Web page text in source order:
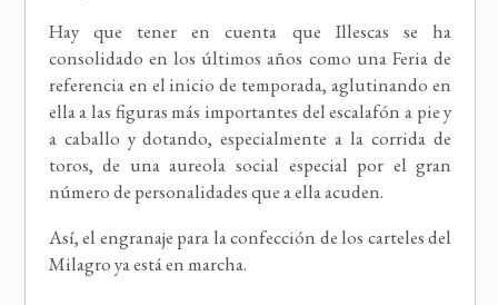
Hay que tener en cuenta que Illescas se ha
consolidado en los últimos años como una Feria de
referencia en el inicio de temporada, aglutinando en
ella a las figuras más importantes del escalafón a pie y
a caballo y dotando, especialmente a la corrida de
toros, de una aureola social especial por el gran
número de personalidades que a ella acuden.
Así, el engranaje para la confección de los carteles del
Milagro ya está en marcha.